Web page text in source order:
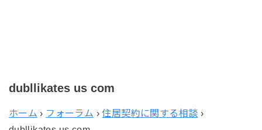
dubllikates us com
ホーム › フォーラム › 住居契約に関する相談 ›